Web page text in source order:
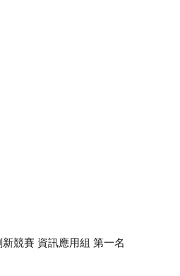
競賽 資訊應用組 第一名